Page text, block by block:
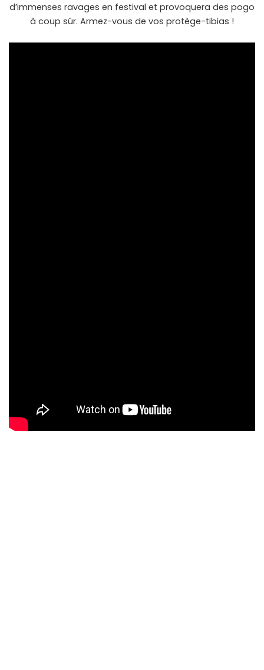
d’immenses ravages en festival et provoquera des pogo
à coup sûr. Armez-vous de vos protège-tibias !